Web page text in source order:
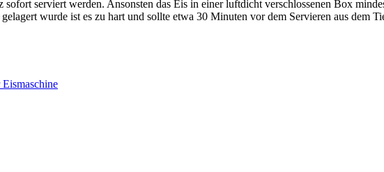
serviert werden. Ansonsten das Eis in einer luftdicht verschlossenen Box
wurde ist es zu hart und sollte etwa 30 Minuten vor dem Servieren aus dem